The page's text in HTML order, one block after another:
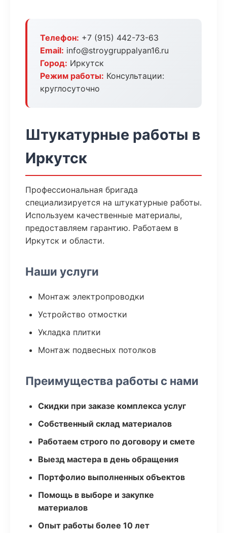
Телефон: +7 (915) 442-73-63
Email: info@stroygruppalyan16.ru
Город: Иркутск
Режим работы: Консультации:
круглосуточно
Штукатурные работы в
Иркутск
Профессиональная бригада
специализируется на штукатурные работы.
Используем качественные материалы,
предоставляем гарантию. Работаем в
Иркутск и области.
Наши услуги
Монтаж электропроводки
Устройство отмостки
Укладка плитки
Монтаж подвесных потолков
Преимущества работы с нами
Скидки при заказе комплекса услуг
Собственный склад материалов
Работаем строго по договору и смете
Выезд мастера в день обращения
Портфолио выполненных объектов
Помощь в выборе и закупке
материалов
Опыт работы более 10 лет